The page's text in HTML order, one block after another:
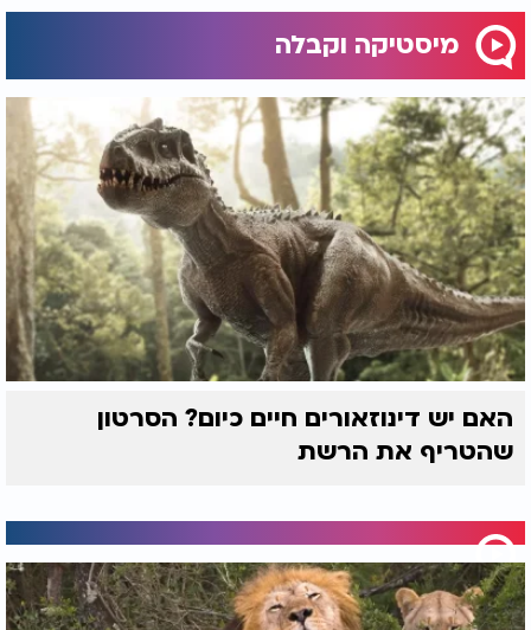
מיסטיקה וקבלה
האם יש דינוזאורים חיים כיום? הסרטון
שהטריף את הרשת